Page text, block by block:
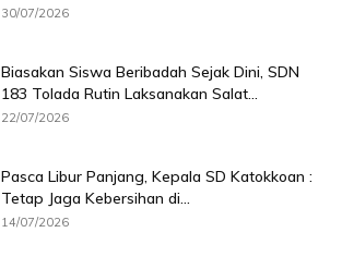
30/07/2026
Biasakan Siswa Beribadah Sejak Dini, SDN
183 Tolada Rutin Laksanakan Salat...
22/07/2026
Pasca Libur Panjang, Kepala SD Katokkoan :
Tetap Jaga Kebersihan di...
14/07/2026